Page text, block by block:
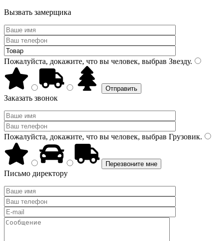
Вызвать замерщика
Пожалуйста, докажите, что вы человек, выбрав Звезду.
Заказать звонок
Пожалуйста, докажите, что вы человек, выбрав Грузовик.
Письмо директору